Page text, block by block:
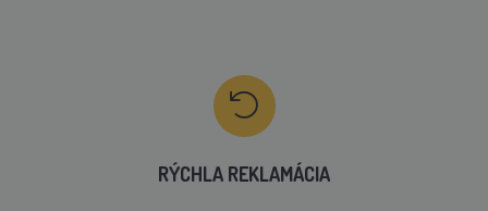
RÝCHLA REKLAMÁCIA